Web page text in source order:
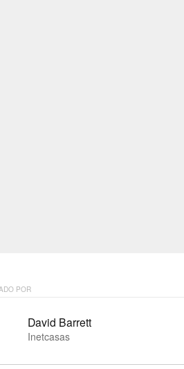
POR
David Barrett
Inetcasas